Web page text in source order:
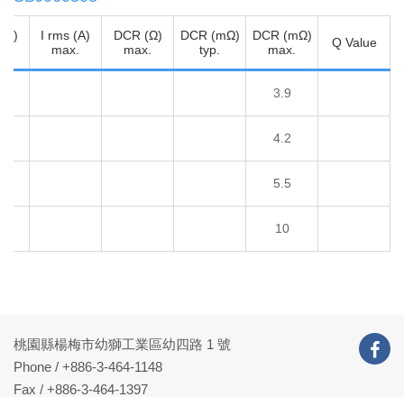
I rms (A)
max.
DCR (Ω)
max.
DCR (mΩ)
typ.
DCR (mΩ)
max.
Q Value
3.9
4.2
5.5
10
桃園縣楊梅市幼獅工業區幼四路 1 號
Phone / +886-3-464-1148
Fax / +886-3-464-1397